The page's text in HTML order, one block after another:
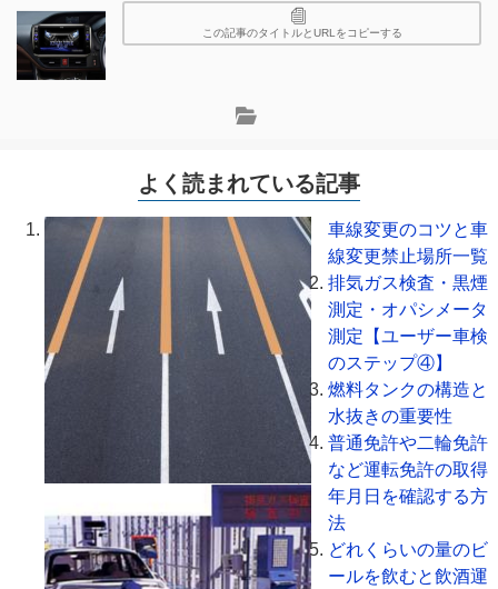
この記事のタイトルとURLをコピーする
よく読まれている記事
車線変更のコツと車
線変更禁止場所一覧
排気ガス検査・黒煙
測定・オパシメータ
測定【ユーザー車検
のステップ④】
燃料タンクの構造と
水抜きの重要性
普通免許や二輪免許
など運転免許の取得
年月日を確認する方
法
どれくらいの量のビ
ールを飲むと飲酒運